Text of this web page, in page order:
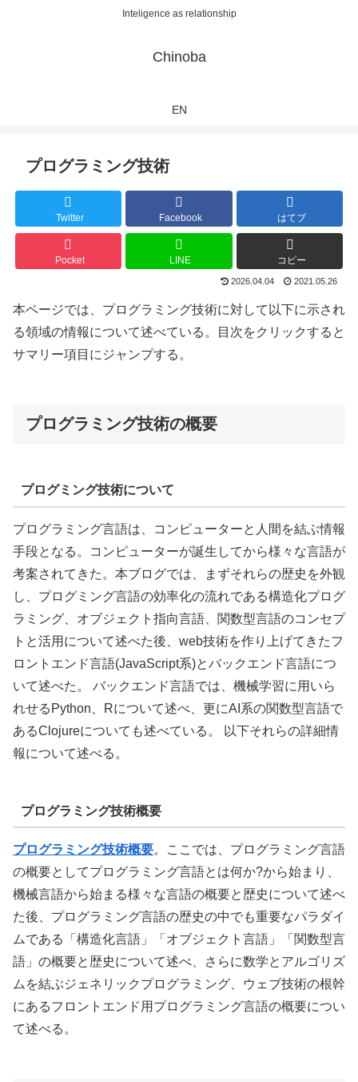
Inteligence as relationship
Chinoba
EN
プログラミング技術
Twitter Facebook はてブ
Pocket LINE コピー
2026.04.04 2021.05.26
本ページでは、プログラミング技術に対して以下に示され
る領域の情報について述べている。目次をクリックすると
サマリー項目にジャンプする。
プログラミング技術の概要
プログミング技術について
プログラミング言語は、コンピューターと人間を結ぶ情報
手段となる。コンピューターが誕生してから様々な言語が
考案されてきた。本ブログでは、まずそれらの歴史を外観
し、プログミング言語の効率化の流れである構造化プログ
ラミング、オブジェクト指向言語、関数型言語のコンセプ
トと活用について述べた後、web技術を作り上げてきたフ
ロントエンド言語(JavaScript系)とバックエンド言語につ
いて述べた。 バックエンド言語では、機械学習に用いら
れせるPython、Rについて述べ、更にAI系の関数型言語で
あるClojureについても述べている。 以下それらの詳細情
報について述べる。
プログラミング技術概要
プログラミング技術概要。ここでは、プログラミング言語
の概要としてプログラミング言語とは何か?から始まり、
機械言語から始まる様々な言語の概要と歴史について述べ
た後、プログラミング言語の歴史の中でも重要なパラダイ
ムである「構造化言語」「オブジェクト言語」「関数型言
語」の概要と歴史について述べ、さらに数学とアルゴリズ
ムを結ぶジェネリックプログラミング、ウェブ技術の根幹
にあるフロントエンド用プログラミング言語の概要につい
て述べる。